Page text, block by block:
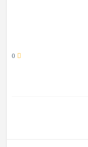
0